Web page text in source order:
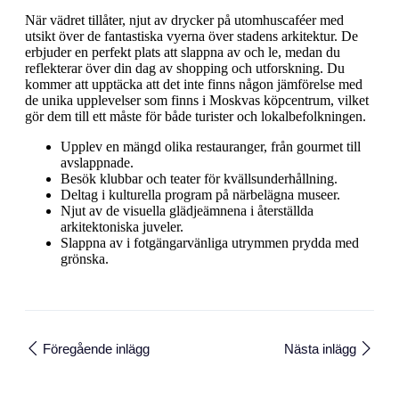
När vädret tillåter, njut av drycker på utomhuscaféer med
utsikt över de fantastiska vyerna över stadens arkitektur. De
erbjuder en perfekt plats att slappna av och le, medan du
reflekterar över din dag av shopping och utforskning. Du
kommer att upptäcka att det inte finns någon jämförelse med
de unika upplevelser som finns i Moskvas köpcentrum, vilket
gör dem till ett måste för både turister och lokalbefolkningen.
Upplev en mängd olika restauranger, från gourmet till
avslappnade.
Besök klubbar och teater för kvällsunderhållning.
Deltag i kulturella program på närbelägna museer.
Njut av de visuella glädjeämnena i återställda
arkitektoniska juveler.
Slappna av i fotgängarvänliga utrymmen prydda med
grönska.
Föregående inlägg Nästa inlägg